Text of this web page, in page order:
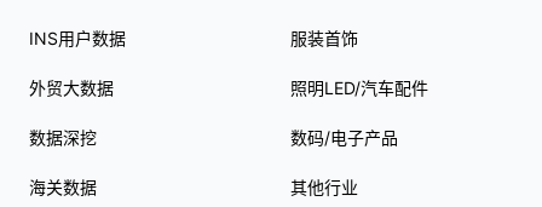
INS用户数据
外贸大数据
数据深挖
海关数据
服装首饰
照明LED/汽车配件
数码/电子产品
其他行业